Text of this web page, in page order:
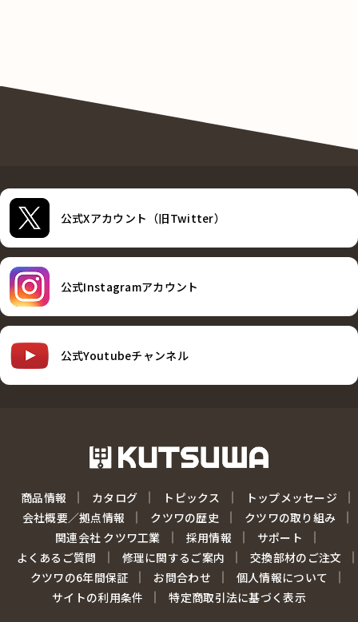
公式Xアカウント（旧Twitter）
公式Instagramアカウント
公式Youtubeチャンネル
商品情報 カタログ トピックス
トップメッセージ
会社概要／拠点情報
クツワの歴史
クツワの取り組み
関連会社 クツワ工業
採用情報
サポート
よくあるご質問
修理に関するご案内
交換部材のご注文
クツワの6年間保証
お問合わせ
個人情報について
サイトの利用条件
特定商取引法に基づく表示